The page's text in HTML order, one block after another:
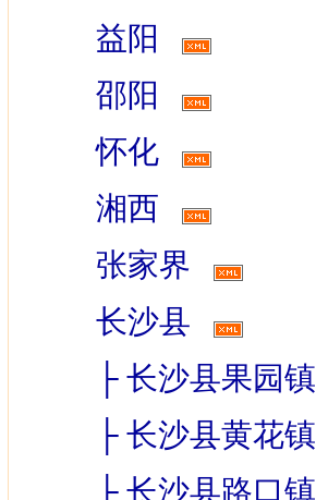
益阳
邵阳
怀化
湘西
张家界
长沙县
├ 长沙县果园镇
├ 长沙县黄花镇
├ 长沙县路口镇